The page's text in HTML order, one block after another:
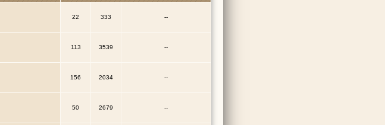
22 333 --
113 3539 --
156 2034 --
50 2679 --